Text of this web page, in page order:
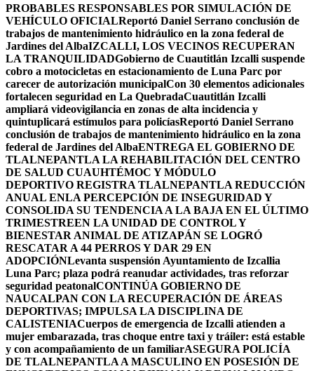
PROBABLES RESPONSABLES POR SIMULACIÓN DE
VEHÍCULO OFICIALReportó Daniel Serrano conclusión de
trabajos de mantenimiento hidráulico en la zona federal de
Jardines del AlbaIZCALLI, LOS VECINOS RECUPERAN
LA TRANQUILIDADGobierno de Cuautitlán Izcalli suspende
cobro a motocicletas en estacionamiento de Luna Parc por
carecer de autorización municipalCon 30 elementos adicionales
fortalecen seguridad en La QuebradaCuautitlán Izcalli
ampliará videovigilancia en zonas de alta incidencia y
quintuplicará estímulos para policíasReportó Daniel Serrano
conclusión de trabajos de mantenimiento hidráulico en la zona
federal de Jardines del AlbaENTREGA EL GOBIERNO DE
TLALNEPANTLA LA REHABILITACIÓN DEL CENTRO
DE SALUD CUAUHTÉMOC Y MÓDULO
DEPORTIVO REGISTRA TLALNEPANTLA REDUCCIÓN
ANUAL ENLA PERCEPCIÓN DE INSEGURIDAD Y
CONSOLIDA SU TENDENCIA A LA BAJA EN EL ÚLTIMO
TRIMESTREEN LA UNIDAD DE CONTROL Y
BIENESTAR ANIMAL DE ATIZAPÁN SE LOGRÓ
RESCATAR A 44 PERROS Y DAR 29 EN
ADOPCIÓNLevanta suspensión Ayuntamiento de Izcallia
Luna Parc; plaza podrá reanudar actividades, tras reforzar
seguridad peatonalCONTINÚA GOBIERNO DE
NAUCALPAN CON LA RECUPERACIÓN DE ÁREAS
DEPORTIVAS; IMPULSA LA DISCIPLINA DE
CALISTENIACuerpos de emergencia de Izcalli atienden a
mujer embarazada, tras choque entre taxi y tráiler: está estable
y con acompañamiento de un familiarASEGURA POLICÍA
DE TLALNEPANTLA A MASCULINO EN POSESIÓN DE